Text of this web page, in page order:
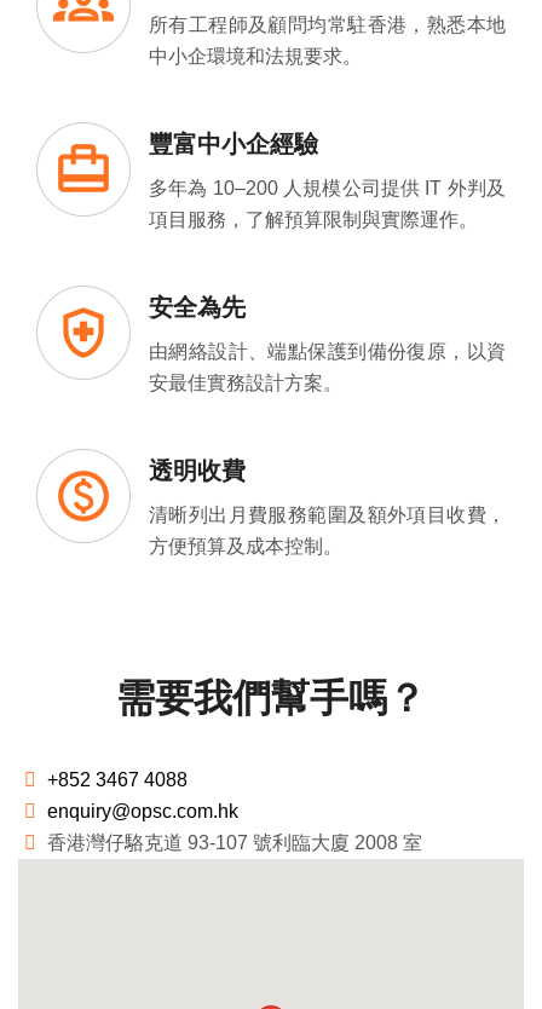
所有工程師及顧問均常駐香港，熟悉本地
中小企環境和法規要求。
豐富中小企經驗
多年為 10–200 人規模公司提供 IT 外判及
項目服務，了解預算限制與實際運作。
安全為先
由網絡設計、端點保護到備份復原，以資
安最佳實務設計方案。
透明收費
清晰列出月費服務範圍及額外項目收費，
方便預算及成本控制。
需要我們幫手嗎？
+852 3467 4088
enquiry@opsc.com.hk
香港灣仔駱克道 93-107 號利臨大廈 2008 室